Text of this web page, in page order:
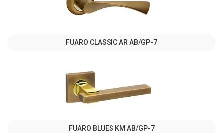
FUARO CLASSIC AR AB/GP-7
FUARO BLUES KM AB/GP-7